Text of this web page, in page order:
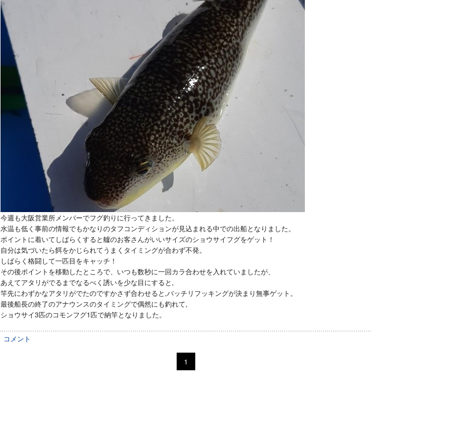
今週も大阪営業所メンバーでフグ釣りに行ってきました。
水温も低く事前の情報でもかなりのタフコンディションが見込まれる中での出船となりました。
ポイントに着いてしばらくすると艫のお客さんがいいサイズのショウサイフグをゲット！
自分は気づいたら餌をかじられてうまくタイミングが合わず不発。
しばらく格闘して一匹目をキャッチ！
その後ポイントを移動したところで、いつも数秒に一回カラ合わせを入れていましたが、
あえてアタリがでるまでなるべく誘いを少な目にすると,
竿先にわずかなアタリがでたのですかさず合わせると,バッチリフッキングが決まり無事ゲット。
最後船長の終了のアナウンスのタイミングで偶然にも釣れて,
ショウサイ3匹のコモンフグ1匹で納竿となりました。
コメント
1